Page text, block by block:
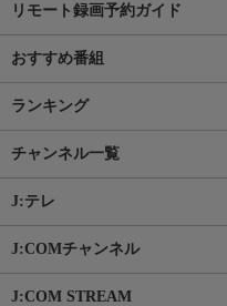
リモート録画予約ガイド
おすすめ番組
ランキング
チャンネル一覧
J:テレ
J:COMチャンネル
J:COM STREAM